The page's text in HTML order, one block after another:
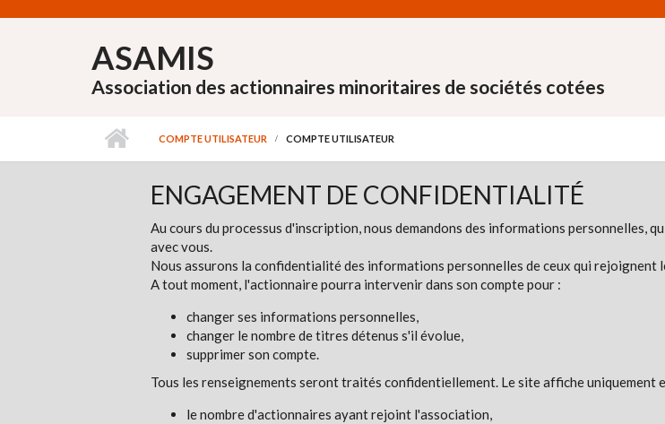
ASAMIS
Association des actionnaires minoritaires de sociétés cotées
COMPTE UTILISATEUR COMPTE UTILISATEUR
ENGAGEMENT DE CONFIDENTIALITÉ
Au cours du processus d'inscription, nous demandons des informations personnelles,
avec vous.
Nous assurons la confidentialité des informations personnelles de ceux qui rejoignent
A tout moment, l'actionnaire pourra intervenir dans son compte pour :
changer ses informations personnelles,
changer le nombre de titres détenus s'il évolue,
supprimer son compte.
Tous les renseignements seront traités confidentiellement. Le site affiche uniquement
le nombre d'actionnaires ayant rejoint l'association,